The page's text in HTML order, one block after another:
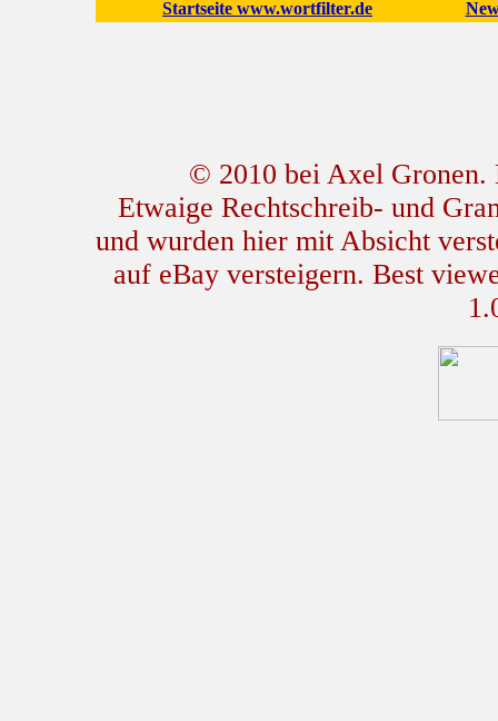
Startseite www.wortfilter.de
© 2010 bei Axel Gronen.
Etwaige Rechtschreib- und
und wurden hier mit Absicht
auf eBay versteigern. Best